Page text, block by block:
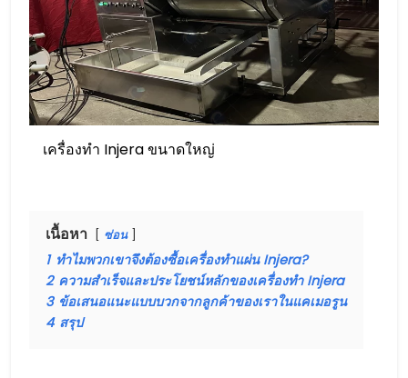
เครื่องทำ Injera ขนาดใหญ่
เนื้อหา ซ่อน
1 ทำไมพวกเขาจึงต้องซื้อเครื่องทำแผ่น Injera?
2 ความสำเร็จและประโยชน์หลักของเครื่องทำ Injera
3 ข้อเสนอแนะแบบบวกจากลูกค้าของเราในแคเมอรูน
4 สรุป